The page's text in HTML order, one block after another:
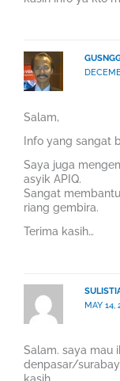
Salam,
Info yang sangat
Saya juga
asyik APIQ.
Sangat
riang gembira.
Terima kasih…
MAY 14,
Salam. saya mau
denpasar/